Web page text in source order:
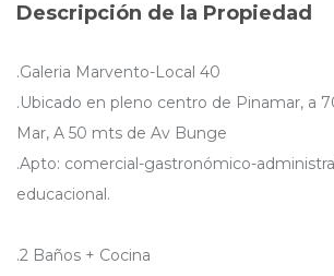
Descripción de la Propiedad
.Galeria Marvento-Local 40
.Ubicado en pleno centro de Pinamar, a
Mar, A 50 mts de Av Bunge
.Apto: comercial-gastronómico-
educacional.
.2 Baños + Cocina